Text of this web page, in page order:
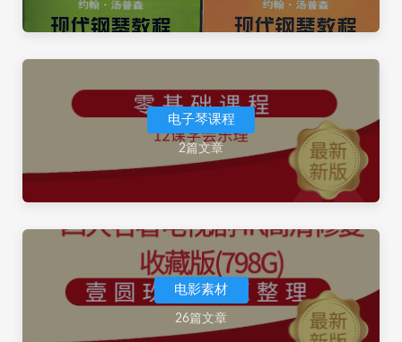
电子琴课程
2篇文章
电影素材
26篇文章